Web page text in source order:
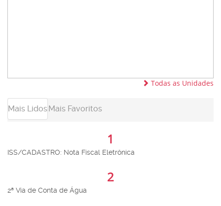
Todas as Unidades
Mais LidosMais Favoritos
1
ISS/CADASTRO: Nota Fiscal Eletrônica
2
2ª Via de Conta de Água